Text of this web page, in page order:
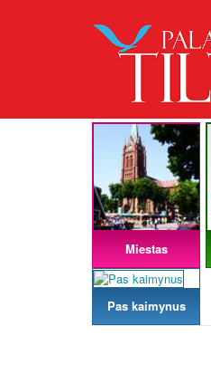
Miestas
Pas kaimynus